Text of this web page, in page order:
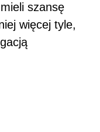
szansę
więcej tyle,